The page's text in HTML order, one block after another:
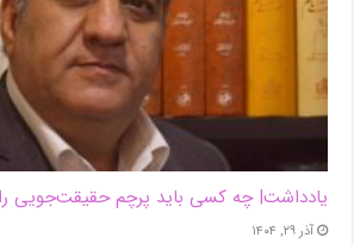
یادداشت| ‌چه کسی باید پرچم حقیقت‌جویی را
آذر ۲۹, ۱۴۰۴